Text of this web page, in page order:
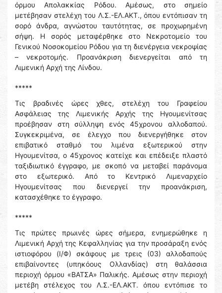
όρμου Απολακκίας Ρόδου. Αμέσως, στο σημείο
μετέβησαν στελέχη του Λ.Σ.-ΕΛ.ΑΚΤ., όπου εντόπισαν τη
σορό άνδρα, αγνώστου ταυτότητας, σε προχωρημένη
σήψη. Η σορός μεταφέρθηκε στο Νεκροτομείο του
Γενικού Νοσοκομείου Ρόδου για τη διενέργεια νεκροψίας
– νεκροτομής. Προανάκριση διενεργείται από τη
Λιμενική Αρχή της Λίνδου.
*****
Τις βραδινές ώρες χθες, στελέχη του Γραφείου
Ασφάλειας της Λιμενικής Αρχής της Ηγουμενίτσας
προέβησαν στη σύλληψη ενός 45χρονου αλλοδαπού.
Συγκεκριμένα, σε έλεγχο που διενεργήθηκε στον
επιβατικό σταθμό του λιμένα εξωτερικού στην
Ηγουμενίτσα, ο 45χρονος κατείχε και επέδειξε πλαστό
ταξιδιωτικό έγγραφο, με σκοπό να μεταβεί παράνομα
στο εξωτερικό. Από το Κεντρικό Λιμεναρχείο
Ηγουμενίτσας που διενεργεί την προανάκριση,
κατασχέθηκε το έγγραφο.
*****
Τις πρώτες πρωινές ώρες σήμερα, ενημερώθηκε η
Λιμενική Αρχή της Κεφαλληνίας για την προσάραξη ενός
ιστιοφόρου (Ι/Φ) σκάφους με τρεις (03) αλλοδαπούς
επιβαίνοντες (υπηκόους Ολλανδίας) στη θαλάσσια
περιοχή όρμου «ΒΑΤΣΑ» Παλικής. Αμέσως στην περιοχή
μετέβη στέλεχος του Λ.Σ.-ΕΛ.ΑΚΤ. όπου εντόπισε το